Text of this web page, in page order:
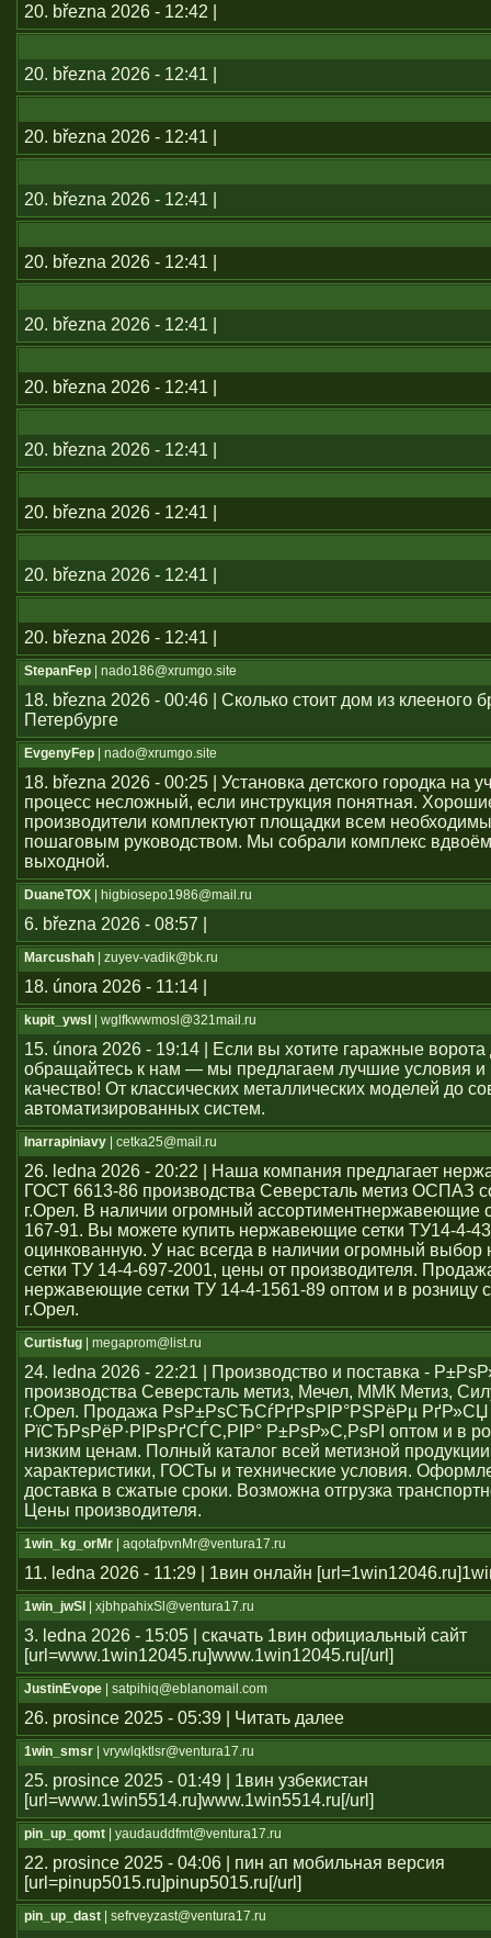
20. března 2026 - 12:42 |
20. března 2026 - 12:41 |
20. března 2026 - 12:41 |
20. března 2026 - 12:41 |
20. března 2026 - 12:41 |
20. března 2026 - 12:41 |
20. března 2026 - 12:41 |
20. března 2026 - 12:41 |
20. března 2026 - 12:41 |
20. března 2026 - 12:41 |
20. března 2026 - 12:41 |
StepanFep | nado186@xrumgo.site
18. března 2026 - 00:46 | Сколько стоит дом из клееного
Петербурге
EvgenyFep | nado@xrumgo.site
18. března 2026 - 00:25 | Установка детского городка на
процесс несложный, если инструкция понятная.
производители комплектуют площадки всем
пошаговым руководством. Мы собрали комплекс
выходной.
DuaneTOX | higbiosepo1986@mail.ru
6. března 2026 - 08:57 |
Marcushah | zuyev-vadik@bk.ru
18. února 2026 - 11:14 |
kupit_ywsl | wglfkwwmosl@321mail.ru
15. února 2026 - 19:14 | Если вы хотите гаражные
обращайтесь к нам — мы предлагаем лучшие условия и
качество! От классических металлических моделей до
автоматизированных систем.
Inarrapiniavy | cetka25@mail.ru
26. ledna 2026 - 20:22 | Наша компания предлагает
ГОСТ 6613-86 производства Северсталь метиз ОСПАЗ
г.Орел. В наличии огромный ассортиментнержавеющие
167-91. Вы можете купить нержавеющие сетки ТУ14-4-
оцинкованную. У нас всегда в наличии огромный
сетки ТУ 14-4-697-2001, цены от производителя.
нержавеющие сетки ТУ 14-4-1561-89 оптом и в розницу
г.Орел.
Curtisfug | megaprom@list.ru
24. ledna 2026 - 22:21 | Производство и поставка -
производства Северсталь метиз, Мечел, ММК Метиз,
г.Орел. Продажа РѕР±РѕСЂСѓРґРѕРІР°РЅРёРµ РґР»СЏ
РїСЂРѕРёР·РІРѕРґСЃС‚РІР° Р±РѕР»С‚РѕРІ оптом и в
низким ценам. Полный каталог всей метизной
характеристики, ГОСТы и технические условия.
доставка в сжатые сроки. Возможна отгрузка
Цены производителя.
1win_kg_orMr | aqotafpvnMr@ventura17.ru
11. ledna 2026 - 11:29 | 1вин онлайн
1win_jwSl | xjbhpahixSl@ventura17.ru
3. ledna 2026 - 15:05 | скачать 1вин официальный сайт
[url=www.1win12045.ru]www.1win12045.ru[/url]
JustinEvope | satpihiq@eblanomail.com
26. prosince 2025 - 05:39 | Читать далее
1win_smsr | vrywlqktlsr@ventura17.ru
25. prosince 2025 - 01:49 | 1вин узбекистан
[url=www.1win5514.ru]www.1win5514.ru[/url]
pin_up_qomt | yaudauddfmt@ventura17.ru
22. prosince 2025 - 04:06 | пин ап мобильная версия
[url=pinup5015.ru]pinup5015.ru[/url]
pin_up_dast | sefrveyzast@ventura17.ru